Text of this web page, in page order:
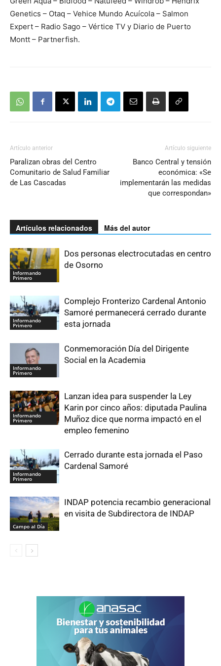
Genetics – Otaq – Vehice Mundo Acuícola – Salmon
Expert – Radio Sago – Vértice TV y Diario de Puerto
Montt – Partnerfish.
Artículo anterior
Paralizan obras del Centro
Comunitario de Salud Familiar
de Las Cascadas
Artículo siguiente
Banco Central y tensión
económica: «Se
implementarán las medidas
que correspondan»
Artículos relacionados Más del autor
Informando
Primero
Dos personas electrocutadas en centro
de Osorno
Informando
Primero
Complejo Fronterizo Cardenal Antonio
Samoré permanecerá cerrado durante
esta jornada
Informando
Primero
Conmemoración Día del Dirigente
Social en la Academia
Informando
Primero
Lanzan idea para suspender la Ley
Karin por cinco años: diputada Paulina
Muñoz dice que norma impactó en el
empleo femenino
Informando
Primero
Cerrado durante esta jornada el Paso
Cardenal Samoré
Campo al Día
INDAP potencia recambio generacional
en visita de Subdirectora de INDAP